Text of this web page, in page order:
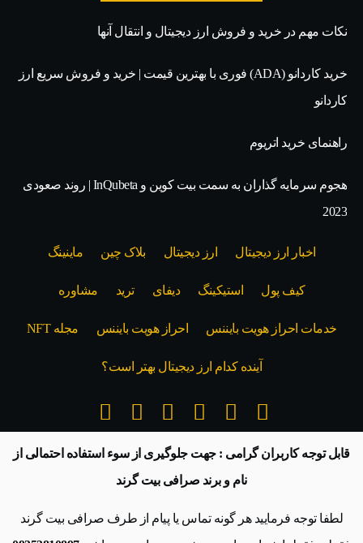
نکات مهم در خرید و فروش ارز دیجیتال و انتقال آنها
خرید کاردانو (ADA) فوری با بهترین قیمت | خرید و فروش سریع ارز
کاردانو
راهنمای خرید اتریوم
هجوم سرمایه گذاران به سمت بیت کوین و InQubeta | روند صعودی
2023
اخبار ارز دیجیتال ارز دیجیتال بلاک‌ چین ماینینگ
کیف پول استیکینگ دیفای ترید مشاوره
خدمات احراز هویت بایننس احراز هویت بایننس مجله NFT
آینده کدام ارز دیجیتال بهتر است؟
قابل توجه کاربران گرامی : جهت جلوگیری از سوء استفاده احتمالی از
نام و برند صرافی بیت گرند
لطفا توجه فرمایید هر گونه تماس یا پیام از طرف صرافی بیت گرند